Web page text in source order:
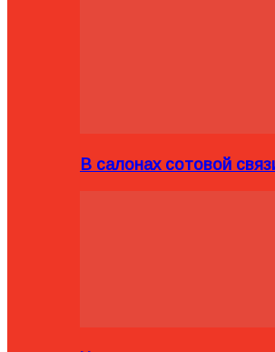
В салонах сотовой